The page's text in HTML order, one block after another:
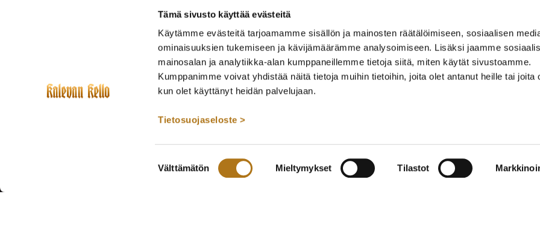
Tämä sivusto käyttää evästeitä
Käytämme evästeitä tarjoamamme sisällön ja mainosten räätälöimiseen, sosiaalisen
ominaisuuksien tukemiseen ja kävijämäärämme analysoimiseen. Lisäksi jaamme
mainosalan ja analytiikka-alan kumppaneillemme tietoja siitä, miten käytät sivustoamme.
Kumppanimme voivat yhdistää näitä tietoja muihin tietoihin, joita olet antanut heille tai joita
kun olet käyttänyt heidän palvelujaan.
Tietosuojaseloste >
valinta
Välttämätön Mieltymykset Tilastot
TUOMIOKIRKONKATU 17, TAMPERE
Verkkokaupan toimitusehdot